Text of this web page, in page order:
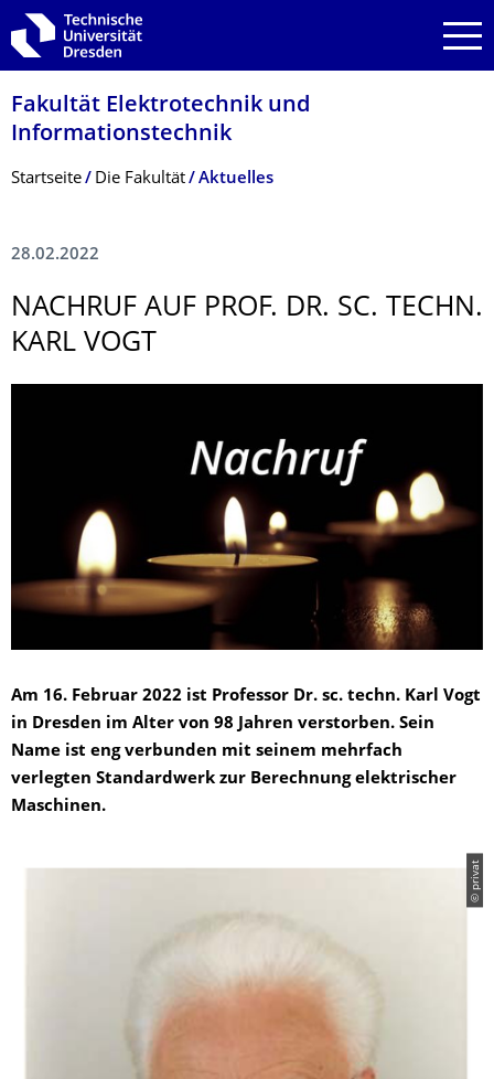
Zur Hauptnavigation springen
Zur Suche springen
Zum Inhalt springen
Fakultät Elektrotechnik und
Informationstech­nik
Breadcrumb-Menü
Startseite Die Fakultät Aktuelles
28.02.2022
NACHRUF AUF PROF. DR. SC. TECHN.
KARL VOGT
Am 16. Februar 2022 ist Professor Dr. sc. techn. Karl Vogt
in Dresden im Alter von 98 Jahren verstorben. Sein
Name ist eng verbunden mit seinem mehrfach
verlegten Standardwerk zur Berechnung elektrischer
Maschinen.
© privat